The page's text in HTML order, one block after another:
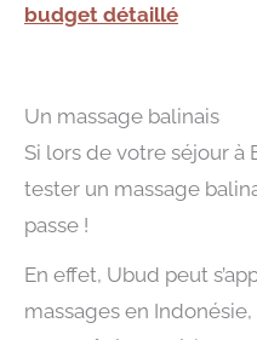
budget détaillé
Un massage balinais
Si lors de votre séjour à
tester un massage
passe !
En effet, Ubud peut
massages en